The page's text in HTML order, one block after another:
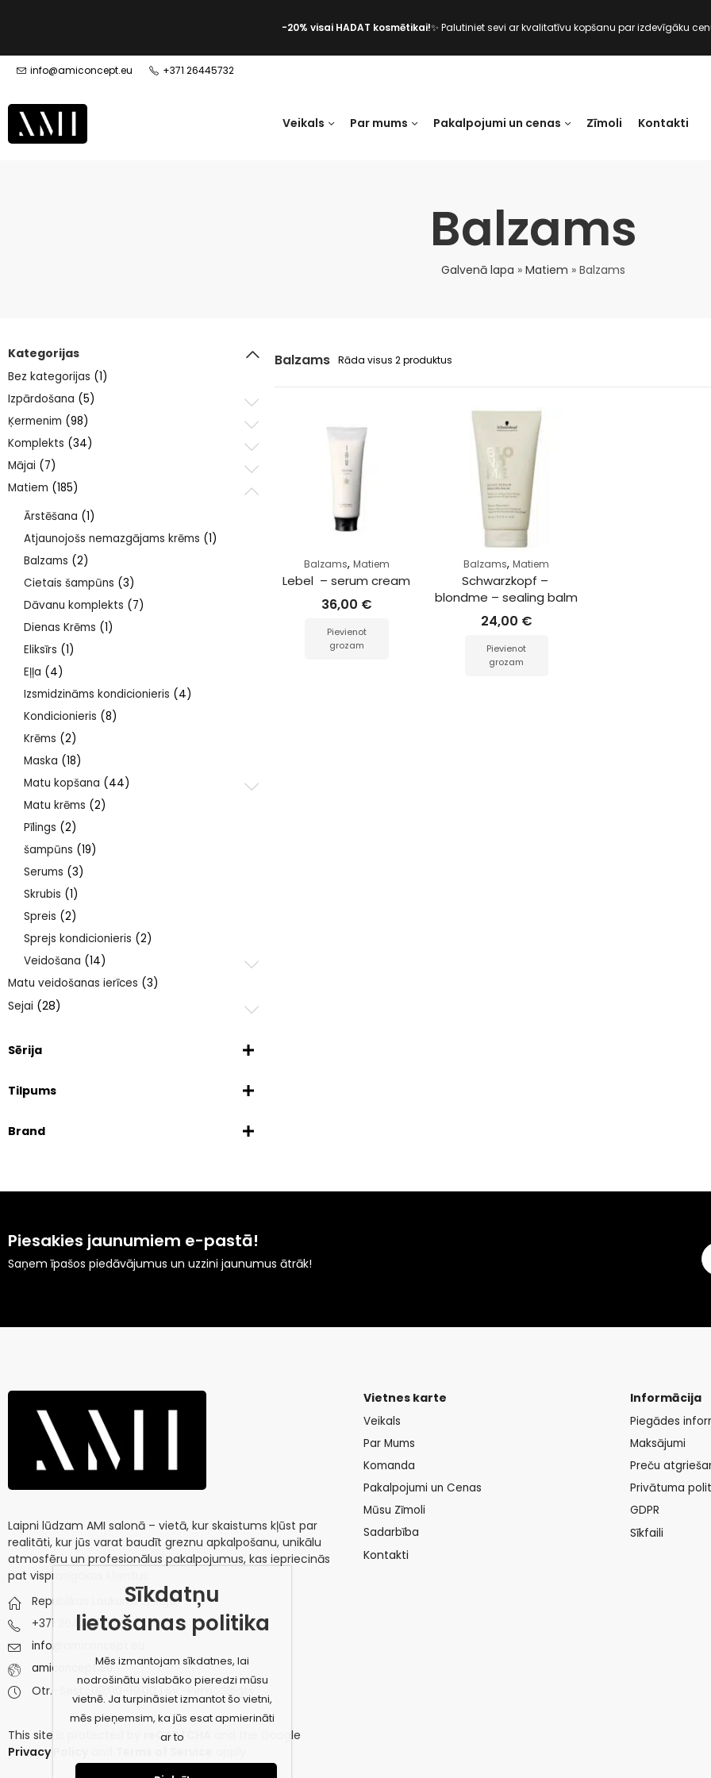
-20% visai HADAT kosmētikai!✨ Palutiniet sevi ar kvalitatīvu kopšanu par izdevīgāku
info@amiconcept.eu +371 26445732
Veikals Par mums Pakalpojumi un cenas Zīmoli Kontakti
Balzams
Galvenā lapa » Matiem » Balzams
Balzams Rāda visus 2 produktus
Balzams, Matiem
Lebel  – serum cream
36,00 €
Pievienot
grozam
Balzams,Matiem
Schwarzkopf –
blondme – sealing balm
24,00 €
Pievienot
grozam
Kategorijas
Bez kategorijas (1)
Izpārdošana (5)
Ķermenim (98)
Komplekts (34)
Mājai (7)
Matiem (185)
Ārstēšana (1)
Atjaunojošs nemazgājams krēms (1)
Balzams (2)
Cietais šampūns (3)
Dāvanu komplekts (7)
Dienas Krēms (1)
Eliksīrs (1)
Eļļa (4)
Izsmidzināms kondicionieris (4)
Kondicionieris (8)
Krēms (2)
Maska (18)
Matu kopšana (44)
Matu krēms (2)
Pīlings (2)
šampūns (19)
Serums (3)
Skrubis (1)
Spreis (2)
Sprejs kondicionieris (2)
Veidošana (14)
Matu veidošanas ierīces (3)
Sejai (28)
Sērija
Tilpums
Brand
Piesakies jaunumiem e-pastā!
Saņem īpašos piedāvājumus un uzzini jaunumus ātrāk!
Laipni lūdzam AMI salonā – vietā, kur skaistums kļūst par
realitāti, kur jūs varat baudīt greznu apkalpošanu, unikālu
atmosfēru un profesionālus pakalpojumus, kas iepriecinās
pat visprasīgākos klientus.
Republikas Laukums 3, Riga
+371 26445732
info@amiconcept.eu
amiconcept.eu
Otr.–Sest.: 09:00–19:00 | Sv.–Pirm.: Slēgts
This site is protected by reCAPTCHA
and the Google
Privacy Policy
Vietnes karte
Veikals
Par Mums
Komanda
Pakalpojumi un Cenas
Mūsu Zīmoli
Sadarbība
Kontakti
Informācija
Piegādes
Maksājumi
Preču
Privātuma
GDPR
Sīkfaili
Sīkdatņu
lietošanas politika
Mēs izmantojam sīkdatnes, lai
nodrošinātu vislabāko pieredzi mūsu
vietnē. Ja turpināsiet izmantot šo vietni,
mēs pieņemsim, ka jūs esat apmierināti
ar to